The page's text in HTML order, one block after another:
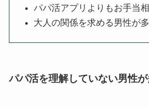
パパ活アプリよりもお手当
大人の関係を求める男性が
パパ活を理解していない男性